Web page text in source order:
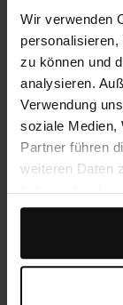
Wir verwenden
zu können und
analysieren.
Verwendung
soziale Medien,
Partner führen
weiteren Daten
haben oder die
gesammelt
Darüber hinaus
darüber, wie
Trusted
14 Tage
Diese
Schuhpflege